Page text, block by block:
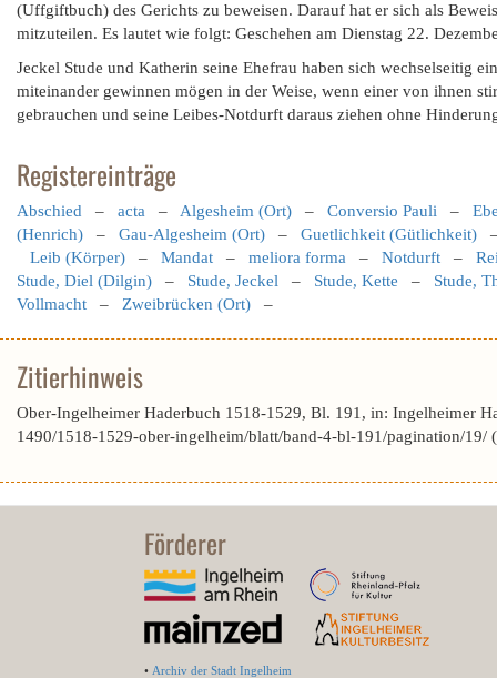
(Uffgiftbuch) des Gerichts zu beweisen. Darauf hat er sich als
mitzuteilen. Es lautet wie folgt: Geschehen am Dienstag 22.
Jeckel Stude und Katherin seine Ehefrau haben sich wechselseitig
miteinander gewinnen mögen in der Weise, wenn einer von ihnen
gebrauchen und seine Leibes-Notdurft daraus ziehen ohne
Registereinträge
Abschied – acta – Algesheim (Ort) – Conversio Pauli –
(Henrich) – Gau-Algesheim (Ort) – Guetlichkeit (Gütlichkeit)
Leib (Körper) – Mandat – meliora forma – Notdurft –
Stude, Diel (Dilgin) – Stude, Jeckel – Stude, Kette – Stude,
Vollmacht – Zweibrücken (Ort) –
Zitierhinweis
Ober-Ingelheimer Haderbuch 1518-1529, Bl. 191, in: Ingelheimer
1490/1518-1529-ober-ingelheim/blatt/band-4-bl-191/pagination/19/
Förderer
• Archiv der Stadt Ingelheim